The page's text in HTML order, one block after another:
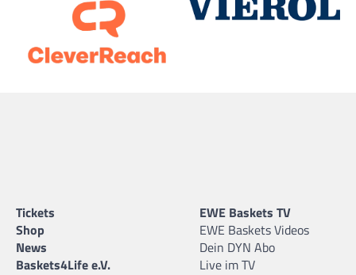
Tickets
Shop
News
Baskets4Life e.V.
EWE Baskets TV
EWE Baskets Videos
Dein DYN Abo
Live im TV